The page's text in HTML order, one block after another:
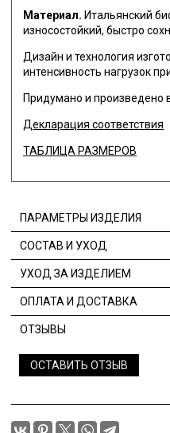
Материал. Итальянский
износостойкий, быстро
Дизайн и технология
интенсивность нагрузок
Придумано и произведено
Декларация соответствия
ТАБЛИЦА РАЗМЕРОВ
ПАРАМЕТРЫ ИЗДЕЛИЯ
СОСТАВ И УХОД
УХОД ЗА ИЗДЕЛИЕМ
ОПЛАТА И ДОСТАВКА
ОТЗЫВЫ
ОСТАВИТЬ ОТЗЫВ